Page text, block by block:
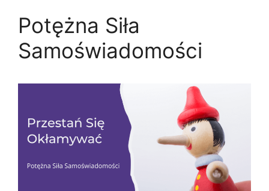
Potężna Siła
Samoświadomości